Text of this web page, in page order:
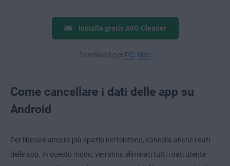
Installa gratis AVG Cleaner
Download per PC, Mac
Come cancellare i dati delle app su
Android
Per liberare ancora più spazio nel telefono, cancella anche i dati
delle app. In questo modo, verranno eliminati tutti i dati utente